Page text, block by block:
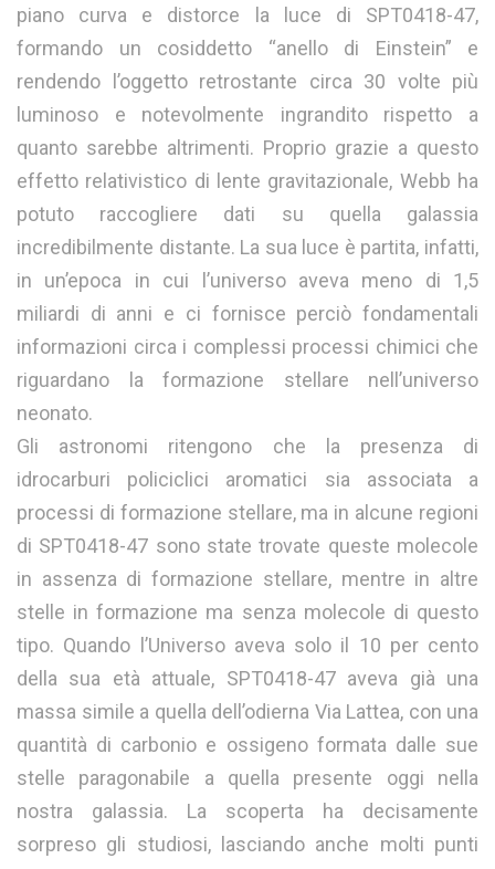
piano curva e distorce la luce di SPT0418-47,
formando un cosiddetto “anello di Einstein” e
rendendo l’oggetto retrostante circa 30 volte più
luminoso e notevolmente ingrandito rispetto a
quanto sarebbe altrimenti. Proprio grazie a questo
effetto relativistico di lente gravitazionale, Webb ha
potuto raccogliere dati su quella galassia
incredibilmente distante. La sua luce è partita, infatti,
in un’epoca in cui l’universo aveva meno di 1,5
miliardi di anni e ci fornisce perciò fondamentali
informazioni circa i complessi processi chimici che
riguardano la formazione stellare nell’universo
neonato.
Gli astronomi ritengono che la presenza di
idrocarburi policiclici aromatici sia associata a
processi di formazione stellare, ma in alcune regioni
di SPT0418-47 sono state trovate queste molecole
in assenza di formazione stellare, mentre in altre
stelle in formazione ma senza molecole di questo
tipo. Quando l’Universo aveva solo il 10 per cento
della sua età attuale, SPT0418-47 aveva già una
massa simile a quella dell’odierna Via Lattea, con una
quantità di carbonio e ossigeno formata dalle sue
stelle paragonabile a quella presente oggi nella
nostra galassia. La scoperta ha decisamente
sorpreso gli studiosi, lasciando anche molti punti